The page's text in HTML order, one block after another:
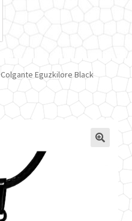
Colgante Eguzkilore Black